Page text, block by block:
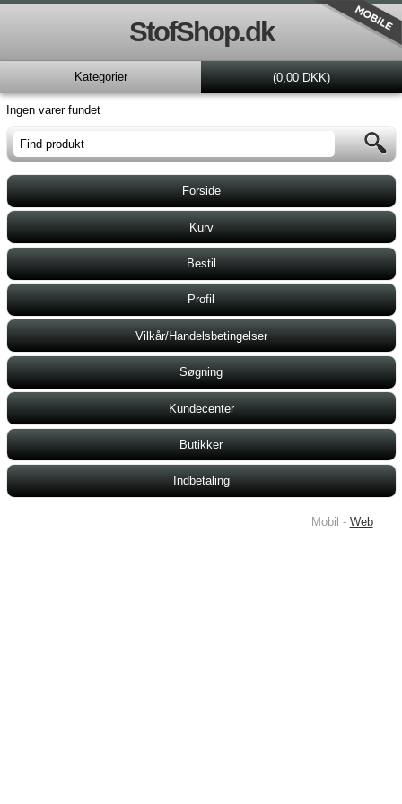
StofShop.dk
Kategorier (0,00 DKK)
Ingen varer fundet
Forside
Kurv
Bestil
Profil
Vilkår/Handelsbetingelser
Søgning
Kundecenter
Butikker
Indbetaling
Mobil - Web